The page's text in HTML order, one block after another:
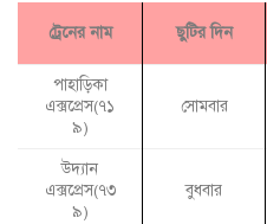
ট্রেনের নাম ছুটির দিন
পাহাড়িকা
এক্সপ্রেস(৭১
৯)
সোমবার
উদ্যান
এক্সপ্রেস(৭৩
৯)
বুধবার